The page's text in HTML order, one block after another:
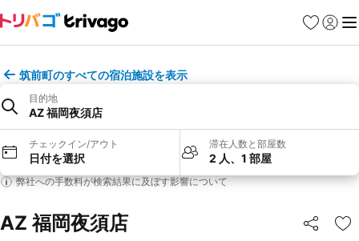
お気に入り
ログイ
メ
筑前町のすべての宿泊施設を表示
目的地
AZ 福岡夜須店
チェックイン/アウト
日付を選択
滞在人数と部屋数
2 人、1 部屋
弊社への手数料が検索結果に及ぼす影響について
AZ 福岡夜須店 シェア
お